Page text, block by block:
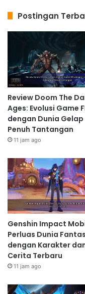
Postingan
Review Doom The
Ages: Evolusi Game
dengan Dunia
Penuh Tantangan
11 jam ago
Genshin Impact
Perluas Dunia
dengan Karakter
Cerita Terbaru
11 jam ago